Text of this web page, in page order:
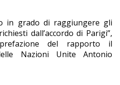
in grado di raggiungere gli
dall’accordo di Parigi”,
del rapporto il
Nazioni Unite Antonio